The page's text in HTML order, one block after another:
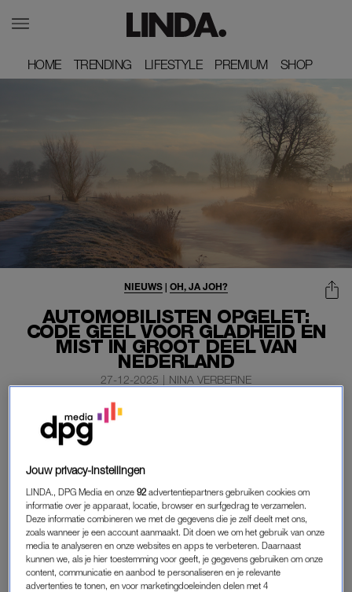
HOME
HOME TRENDING
TRENDING LIFESTYLE
LIFESTYLE PREMIUM
PREMIUM SHOP
SHOP
AUTOMOBILISTEN OPGELET:
CODE GEEL VOOR GLADHEID EN
MIST IN GROOT DEEL VAN
NEDERLAND
NIEUWS | OH, JA JOH?
27-12-2025 | NINA VERBERNE
Het kan zaterdagochtend glad zijn op de weg. Daarvoor
waarschuwt het KNMI. Voor een groot deel van
mistig wordt.
Het KNMI meldt dat de gladheid komt door bevriezing van
natte weggedeelten en door aanvriezende mist. De mist en
daarmee ook de gladheid breiden zich vanuit het noorden uit
richting het zuiden.
Jouw privacy-instellingen
LINDA., DPG Media en onze92 advertentiepartners gebruiken cookies om
informatie over je apparaat, locatie, browser en surfgedrag te verzamelen.
Deze informatie combineren we met de gegevens die je zelf deelt met ons,
zoals wanneer je een account aanmaakt. Dit doen we om het gebruik van onze
media te analyseren en onze websites en apps te verbeteren. Daarnaast
kunnen we, als je hier toestemming voor geeft, je gegevens gebruiken om onze
content, communicatie en aanbod te personaliseren en je relevante
advertenties te tonen, en voor marketingdoeleinden delen met 4